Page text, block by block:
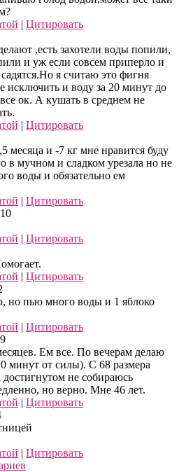
| Цитировать
,есть захотели воды попили,
и уж если совсем приперло и
я считаю это фигня
исключить и воду за 20 минут до
ок. А кушать в среднем не
| Цитировать
месяца и -7 кг мне нравится буду
в мучном и сладком урезала но не
воды и обязательно ем
| Цитировать
| Цитировать
| Цитировать
но пью много воды и 1 яблоко
| Цитировать
Ем все. По вечерам делаю
минут от силы). С 68 размера
достигнутом не собираюсь
но верно. Мне 46 лет.
| Цитировать
| Цитировать